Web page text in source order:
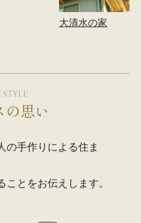
大清水の家
STYLE
の思い
の手作りによる住ま
とをお伝えします。